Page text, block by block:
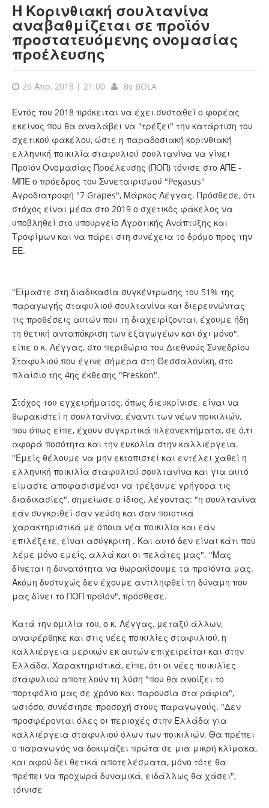
Η Κορινθιακή σουλτανίνα
αναβαθμίζεται σε προϊόν
προστατευόμενης ονομασίας
προέλευσης
26 Απρ, 2018 | 21:00 By BOLA
Εντός του 2018 πρόκειται να έχει συσταθεί ο φορέας
εκείνος που θα αναλάβει να "τρέξει" την κατάρτιση του
σχετικού φακέλου, ώστε η παραδοσιακή κορινθιακή
ελληνική ποικιλία σταφυλιού σουλτανίνα να γίνει
Προϊόν Ονομασίας Προέλευσης (ΠΟΠ) τόνισε στο ΑΠΕ -
ΜΠΕ ο πρόεδρος του Συνεταιρισμού "Pegasus"
Αγροδιατροφή "7 Grapes", Μάρκος Λέγγας. Πρόσθεσε, ότι
στόχος είναι μέσα στο 2019 ο σχετικός φάκελος να
υποβληθεί στο υπουργείο Αγροτικής Ανάπτυξης και
Τροφίμων και να πάρει στη συνέχεια το δρόμο προς την
ΕΕ.
"Είμαστε στη διαδικασία συγκέντρωσης του 51% της
παραγωγής σταφυλιού σουλτανίνα και διερευνώντας
τις προθέσεις αυτών που τη διαχειρίζονται, έχουμε ήδη
τη θετική ανταπόκριση των εξαγωγέων και όχι μόνο",
είπε ο κ. Λέγγας, στο περιθώριο του Διεθνούς Συνεδρίου
Σταφυλιού που έγινε σήμερα στη Θεσσαλονίκη, στο
πλαίσιο της 4ης έκθεσης "Freskon".
Στόχος του εγχειρήματος, όπως διευκρίνισε, είναι να
θωρακιστεί η σουλτανίνα, έναντι των νέων ποικιλιών,
που όπως είπε, έχουν συγκριτικά πλεονεκτήματα, σε ό,τι
αφορά ποσότητα και την ευκολία στην καλλιέργεια.
"Εμείς θέλουμε να μην εκτοπιστεί και εντέλει χαθεί η
ελληνική ποικιλία σταφυλιού σουλτανίνα και για αυτό
είμαστε αποφασισμένοι να τρέξουμε γρήγορα τις
διαδικασίες", σημείωσε ο ίδιος, λέγοντας: "η σουλτανίνα
εάν συγκριθεί σαν γεύση και σαν ποιοτικά
χαρακτηριστικά με όποια νέα ποικιλία και εάν
επιλέξετε, είναι ασύγκριτη . Και αυτό δεν είναι κάτι που
λέμε μόνο εμείς, αλλά και οι πελάτες μας". "Μας
δίνεται η δυνατότητα να θωρακίσουμε τα προϊόντα μας.
Ακόμη δυστυχώς δεν έχουμε αντιληφθεί τη δύναμη που
μας δίνει το ΠΟΠ προϊόν", πρόσθεσε.
Κατά την ομιλία του, ο κ. Λέγγας, μεταξύ άλλων,
αναφέρθηκε και στις νέες ποικιλίες σταφυλιού, η
καλλιέργεια μερικών εκ αυτών επιχειρείται και στην
Ελλάδα. Χαρακτηριστικά, είπε, ότι οι νέες ποικιλίες
σταφυλιού αποτελούν τη λύση "που θα ανοίξει το
πορτφόλιο μας σε χρόνο και παρουσία στα ράφια",
ωστόσο, συνέστησε προσοχή στους παραγωγούς. "Δεν
προσφέρονται όλες οι περιοχές στην Ελλάδα για
καλλιέργεια σταφυλιού όλων των ποικιλιών. Θα πρέπει
ο παραγωγός να δοκιμάζει πρώτα σε μια μικρή κλίμακα,
και αφού δει θετικά αποτελέσματα, μόνο τότε θα
πρέπει να προχωρά δυναμικά, ειδάλλως θα χάσει",
τόινισε